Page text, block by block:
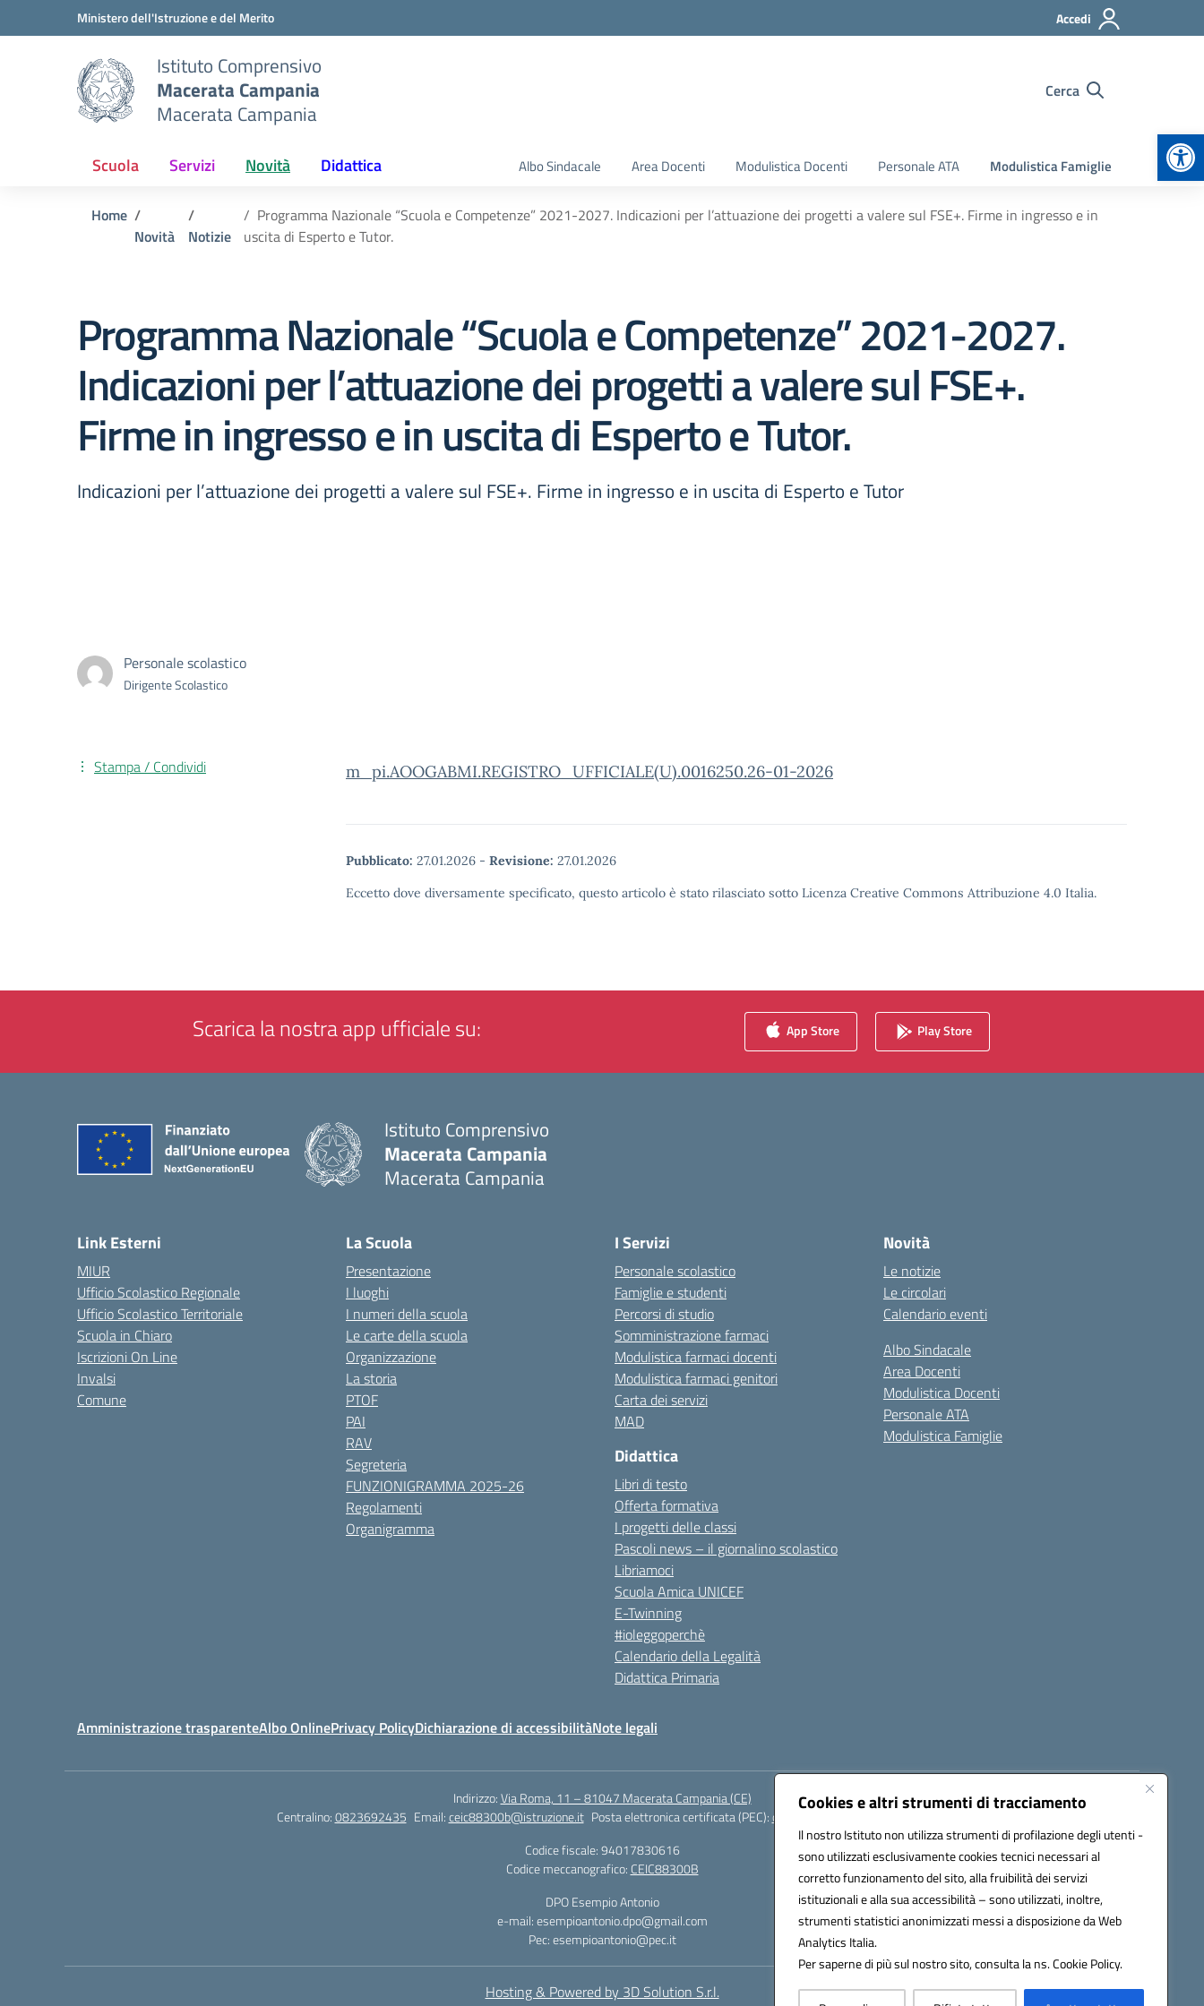
Cookies e altri strumenti di tracciamento
Il nostro Istituto non utilizza strumenti di profilazione degli utenti -
sono utilizzati esclusivamente cookies tecnici necessari al
corretto funzionamento del sito, alla fruibilità dei servizi
istituzionali e alla sua accessibilità – sono utilizzati, inoltre,
strumenti statistici anonimizzati messi a disposizione da Web
Analytics Italia.
Per saperne di più sul nostro sito, consulta la ns. Cookie Policy.
Vai ai contenuti
Vai al menu di navigazioneMinistero dell'Istruzione e del Merito Accedi
Istituto Comprensivo
Macerata Campania
Macerata Campania
Cerca
Scuola Servizi Novità Didattica Albo Sindacale Area Docenti Modulistica Docenti Personale ATA Modulistica Famiglie
Home
Novità
Notizie
Programma Nazionale “Scuola e Competenze” 2021-2027. Indicazioni per l’attuazione dei progetti a valere sul FSE+. Firme in ingresso e in
uscita di Esperto e Tutor.
Programma Nazionale “Scuola e Competenze” 2021-2027.
Indicazioni per l’attuazione dei progetti a valere sul FSE+.
Firme in ingresso e in uscita di Esperto e Tutor.
Indicazioni per l’attuazione dei progetti a valere sul FSE+. Firme in ingresso e in uscita di Esperto e Tutor
Personale scolastico
Dirigente Scolastico
m_pi.AOOGABMI.REGISTRO_UFFICIALE(U).0016250.26-01-2026
Pubblicato: 27.01.2026 - Revisione: 27.01.2026
Eccetto dove diversamente specificato, questo articolo è stato rilasciato sotto Licenza Creative Commons Attribuzione 4.0 Italia.
Stampa / Condividi
Scarica la nostra app ufficiale su: App Store Play Store
Istituto Comprensivo
Macerata Campania
Macerata Campania
Link Esterni
MIUR
Ufficio Scolastico Regionale
Ufficio Scolastico Territoriale
Scuola in Chiaro
Iscrizioni On Line
Invalsi
Comune
La Scuola
Presentazione
I luoghi
I numeri della scuola
Le carte della scuola
Organizzazione
La storia
PTOF
PAI
RAV
Segreteria
FUNZIONIGRAMMA 2025-26
Regolamenti
Organigramma
I Servizi
Personale scolastico
Famiglie e studenti
Percorsi di studio
Somministrazione farmaci
Modulistica farmaci docenti
Modulistica farmaci genitori
Carta dei servizi
MAD
Didattica
Libri di testo
Offerta formativa
I progetti delle classi
Pascoli news – il giornalino scolastico
Libriamoci
Scuola Amica UNICEF
E-Twinning
#ioleggoperchè
Calendario della Legalità
Didattica Primaria
Novità
Le notizie
Le circolari
Calendario eventi
Albo Sindacale
Area Docenti
Modulistica Docenti
Personale ATA
Modulistica Famiglie
Amministrazione trasparenteAlbo OnlinePrivacy PolicyDichiarazione di accessibilitàNote legali
Indirizzo:Via Roma, 11 – 81047 Macerata Campania (CE)
Centralino:0823692435 Email:ceic88300b@istruzione.it Posta elettronica certificata (PEC):ceic88300b@pec.istruzione.it
Codice fiscale: 94017830616
Codice meccanografico: CEIC88300B
DPO Esempio Antonio
e-mail: esempioantonio.dpo@gmail.com
Pec: esempioantonio@pec.it
Hosting & Powered by 3D Solution S.r.l.